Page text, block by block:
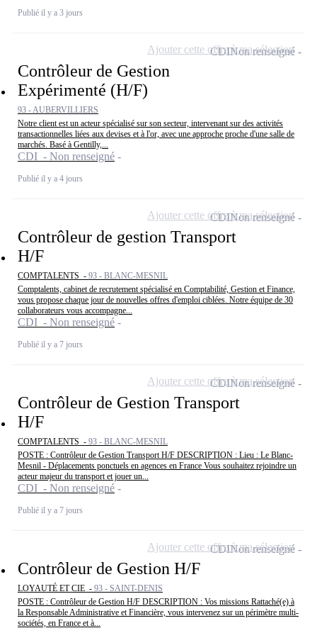
Publié il y a 3 jours
Contrôleur de Gestion
Expérimenté (H/F)
93 - AUBERVILLIERS
Notre client est un acteur spécialisé sur son secteur, intervenant sur des activités
transactionnelles liées aux devises et à l'or, avec une approche proche d'une salle de
marchés. Basé à Gentilly,...
CDI - Non renseigné
Publié il y a 4 jours
CDINon renseigné
Ajouter cette offre à ma sélection
Contrôleur de gestion Transport
H/F
COMPTALENTS - 93 - BLANC-MESNIL
Comptalents, cabinet de recrutement spécialisé en Comptabilité, Gestion et Finance,
vous propose chaque jour de nouvelles offres d'emploi ciblées. Notre équipe de 30
collaborateurs vous accompagne...
CDI - Non renseigné
Publié il y a 7 jours
CDINon renseigné
Ajouter cette offre à ma sélection
Contrôleur de Gestion Transport
H/F
COMPTALENTS - 93 - BLANC-MESNIL
POSTE : Contrôleur de Gestion Transport H/F DESCRIPTION : Lieu : Le Blanc-
Mesnil - Déplacements ponctuels en agences en France Vous souhaitez rejoindre un
acteur majeur du transport et jouer un...
CDI - Non renseigné
Publié il y a 7 jours
CDINon renseigné
Ajouter cette offre à ma sélection
Contrôleur de Gestion H/F
LOYAUTÉ ET CIE - 93 - SAINT-DENIS
POSTE : Contrôleur de Gestion H/F DESCRIPTION : Vos missions Rattaché(e) à
la Responsable Administrative et Financière, vous intervenez sur un périmètre multi-
sociétés, en France et à...
CDINon renseigné
Ajouter cette offre à ma sélection